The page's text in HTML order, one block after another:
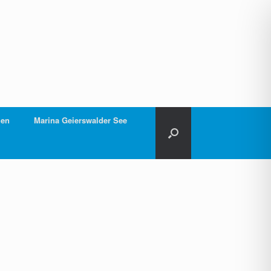
Marina Geierswalder See